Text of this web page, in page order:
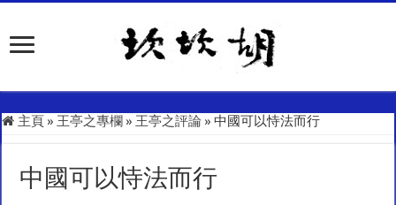
主頁 » 王亭之專欄 » 王亭之評論 » 中國可以恃法而行
中國可以恃法而行